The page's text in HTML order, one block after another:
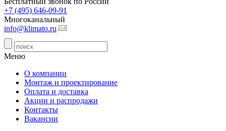
+7 (495) 646-09-91
Многоканальный
info@klimato.ru
Меню
О компании
Монтаж и проектирование
Оплата и доставка
Акции и распродажи
Контакты
Вакансии